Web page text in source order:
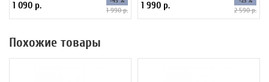
1 090 р. 1 990 р. 1 990 р. 2 590 р.
Похожие товары